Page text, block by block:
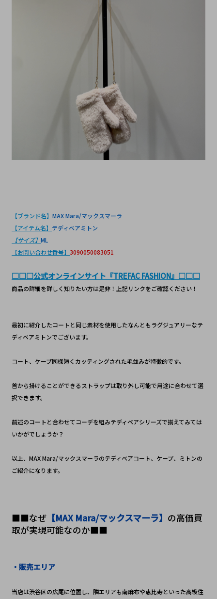
【ブランド名】 MAX Mara/マックスマーラ
【アイテム名】 テディベアミトン
【サイズ】 ML
【お問い合わせ番号】 3090050083051
□□□公式オンラインサイト『TREFAC FASHION』□□□
商品の詳細を詳しく知りたい方は是非！上記リンクをご確認ください！
最初に紹介したコートと同じ素材を使用したなんともラグジュアリーなテ
ディベアミトンでございます。
コート、ケープ同様短くカッティングされた毛並みが特徴的です。
首から掛けることができるストラップは取り外し可能で用途に合わせて選
択できます。
前述のコートと合わせてコーデを組みテディベアシリーズで揃えてみては
いかがでしょうか？
以上、MAX Mara/マックスマーラのテディベアコート、ケープ、ミトンの
ご紹介になります。
■■なぜ【MAX Mara/マックスマーラ】 の高価買
取が実現可能なのか■■
・販売エリア
当店は渋谷区の広尾に位置し、隣エリアも南麻布や恵比寿といった高級住